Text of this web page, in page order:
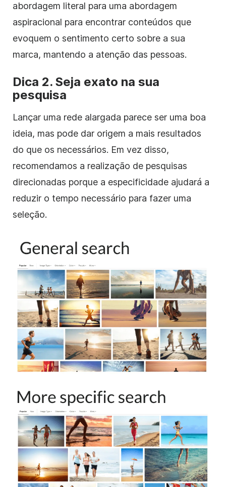
abordagem literal para uma abordagem
aspiracional para encontrar conteúdos que
evoquem o sentimento certo sobre a sua
marca, mantendo a atenção das pessoas.
Dica 2. Seja exato na sua
pesquisa
Lançar uma rede alargada parece ser uma boa
ideia, mas pode dar origem a mais resultados
do que os necessários. Em vez disso,
recomendamos a realização de pesquisas
direcionadas porque a especificidade ajudará a
reduzir o tempo necessário para fazer uma
seleção.